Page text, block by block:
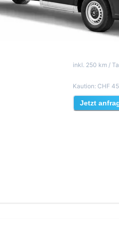
inkl. 250 km /
Kaution: CHF
Jetzt